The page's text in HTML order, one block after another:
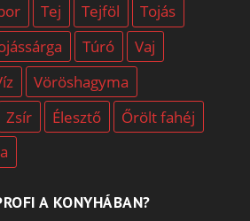
Tej Tejföl
Tojás
Túró
Vaj
Vöröshagyma
Zsír Élesztő
Őrölt fahéj
A KONYHÁBAN?